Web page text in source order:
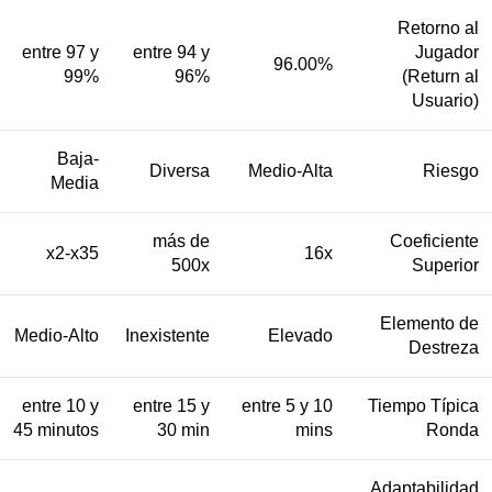
Retorno al
Jugador
(Return al
Usuario)
96.00%
entre 94 y
96%
entre 97 y
99%
Riesgo
Medio-Alta
Diversa
Baja-
Media
Coeficiente
Superior
16x
más de
500x
x2-x35
Elemento de
Destreza
Elevado
Inexistente
Medio-Alto
Tiempo Típica
Ronda
entre 5 y 10
mins
entre 15 y
30 min
entre 10 y
45 minutos